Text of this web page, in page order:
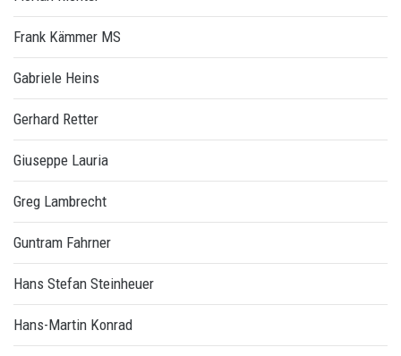
Frank Kämmer MS
Gabriele Heins
Gerhard Retter
Giuseppe Lauria
Greg Lambrecht
Guntram Fahrner
Hans Stefan Steinheuer
Hans-Martin Konrad